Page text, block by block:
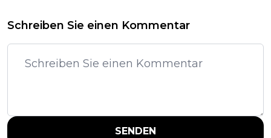
Schreiben Sie einen Kommentar
SENDEN